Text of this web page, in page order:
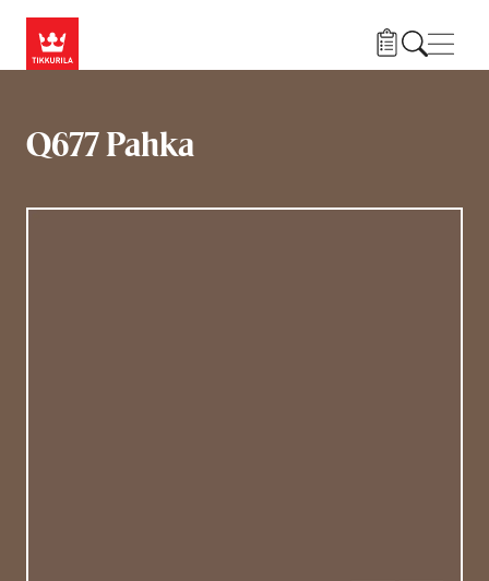
Q677 Pahka